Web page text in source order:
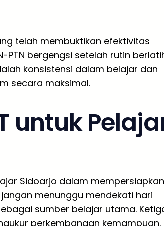
telah membuktikan efektivitas
PTN bergengsi setelah rutin
konsistensi dalam belajar dan
secara maksimal.
untuk
Sidoarjo dalam mempersiapkan
jangan menunggu mendekati hari
sumber belajar utama.
perkembangan kemampuan.